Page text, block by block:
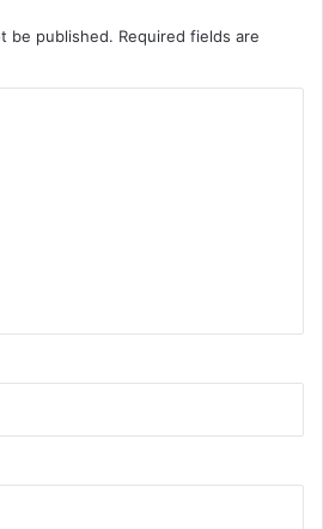
be published. Required fields are